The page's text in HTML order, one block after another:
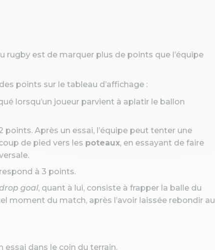
rugby est de marquer plus de points que l’équipe
points sur le tableau d’affichage :
lorsqu’un joueur parvient à aplatir le ballon
Après un essai, l’équipe peut tenter une
de pied vers les poteaux, en essayant de faire
à 3 points.
goal, quant à lui, consiste à frapper la balle du
moment du match, après l’avoir laissée rebondir au
essai dans le coin du terrain.